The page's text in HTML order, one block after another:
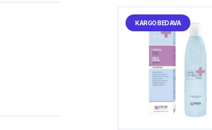
KARGO BEDAVA